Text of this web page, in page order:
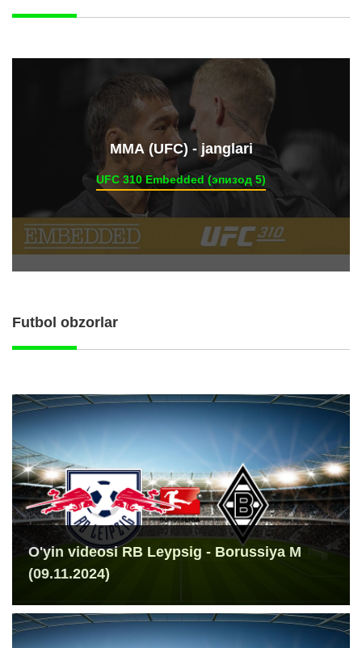
ММА (UFC) - janglari
UFC 310 Embedded (эпизод 5)
Futbol obzorlar
O'yin videosi RB Leypsig - Borussiya M
(09.11.2024)